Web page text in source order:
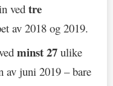
ved tre
av 2018 og 2019.
minst 27 ulike
av juni 2019 – bare